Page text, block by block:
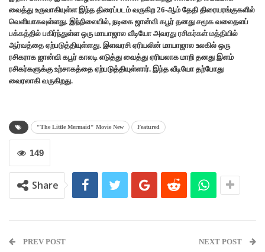
வைத்து உருவாகியுள்ள இந்த திரைப்படம் வருகிற 26-ஆம் தேதி திரையரங்குகளில்
வெளியாகவுள்ளது. இந்நிலையில், நடிகை ஜான்வி கபூர் தனது சமூக வலைதளப்
பக்கத்தில் பகிர்ந்துள்ள ஒரு மாயாஜால வீடியோ அவரது ரசிகர்கள் மத்தியில்
ஆர்வத்தை ஏற்படுத்தியுள்ளது. இளவரசி ஏரியலின் மாயாஜால உலகில் ஒரு
ரசிகராக ஜான்வி கபூர் காலடி எடுத்து வைத்து ஏரியலாக மாறி தனது இளம்
ரசிகர்களுக்கு உற்சாகத்தை ஏற்படுத்தியுள்ளார். இந்த வீடியோ தற்போது
வைரலாகி வருகிறது.
"The Little Mermaid" Movie New Featured
149
Share
PREV POST NEXT POST